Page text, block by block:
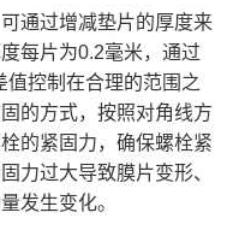
通过增减垫片的厚度来
每片为0.2毫米，通过
控制在合理的范围之
的方式，按照对角线方
的紧固力，确保螺栓紧
力过大导致膜片变形、
发生变化。